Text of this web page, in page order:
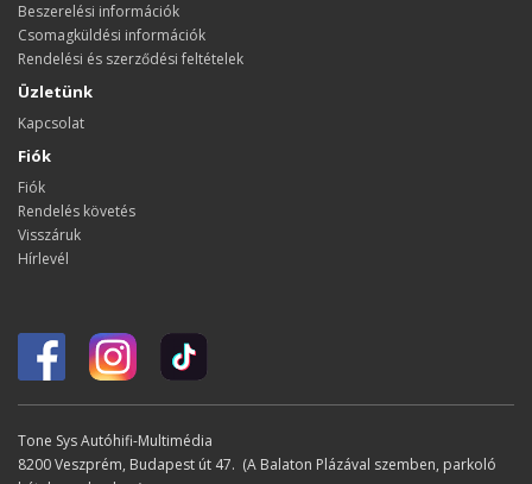
Beszerelési információk
Csomagküldési információk
Rendelési és szerződési feltételek
Üzletünk
Kapcsolat
Fiók
Fiók
Rendelés követés
Visszáruk
Hírlevél
Tone Sys Autóhifi-Multimédia
8200 Veszprém, Budapest út 47. (A Balaton Plázával szemben, parkoló